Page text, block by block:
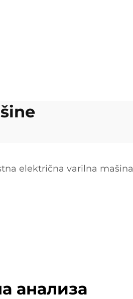
električna varilna mašina
анализа